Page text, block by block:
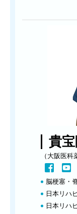
貴
（大阪医科
脳梗塞・
日本リハ
日本リハ